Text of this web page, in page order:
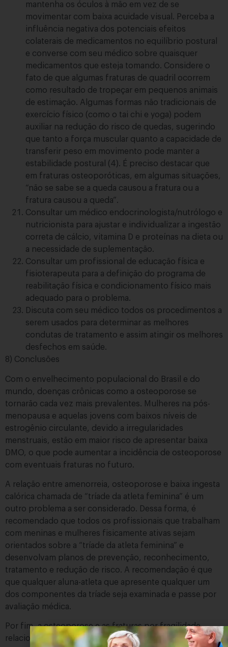
mantenha os óculos à mão em vez de se
movimentar com baixa acuidade visual. Perceba a
influência negativa dos potenciais efeitos
colaterais de medicamentos no equilíbrio postural
e converse com seu médico sobre quaisquer
medicamentos que esteja tomando. Considere o
fato de que algumas fraturas de quadril ocorrem
como resultado de tropeçar em pequenos animais
de estimação. Algumas formas não tradicionais de
exercício físico (como o tai chi e yoga) podem
auxiliar na redução do risco de quedas, sugerindo
que tanto a força muscular quanto a capacidade de
transferir peso em movimento pode manter a
estabilidade postural (4). É preciso destacar que
em fraturas osteoporóticas, em algumas situações,
“não se sabe se a queda causou a fratura ou a
fratura causou a queda”.
Consultar um médico endocrinologista/nutrólogo e
nutricionista para ajustar e individualizar a ingestão
correta de cálcio, vitamina D e proteínas na dieta ou
a necessidade de suplementação.
Consultar um profissional de educação física e
fisioterapeuta para a definição do programa de
reabilitação física e condicionamento físico mais
adequado para o problema.
Discuta com seu médico todos os procedimentos a
serem usados para determinar as melhores
condutas de tratamento e assim atingir os melhores
desfechos em saúde.
8) Conclusões
Com o envelhecimento populacional do Brasil e do
mundo, doenças crônicas como a osteoporose se
tornarão cada vez mais prevalentes. Mulheres na pós-
menopausa e aquelas jovens com baixos níveis de
estrogênio circulante, devido a irregularidades
menstruais, estão em maior risco de apresentar baixa
DMO, o que pode aumentar a incidência de osteoporose
com eventuais fraturas no futuro.
A relação entre amenorreia, osteoporose e baixa ingesta
calórica chamada de “tríade da atleta feminina” é um
outro problema a ser considerado. Dessa forma, é
recomendado que todos os profissionais que trabalham
com meninas e mulheres fisicamente ativas sejam
orientados sobre a “tríade da atleta feminina” e
desenvolvam planos de prevenção, reconhecimento,
tratamento e redução de risco. A recomendação é que
que qualquer aluna-atleta que apresente qualquer um
dos componentes da tríade seja examinada e passe por
avaliação médica.
Por fim, a osteoporose e as fraturas por fragilidade
relacionadas são um problema de saúde pública global